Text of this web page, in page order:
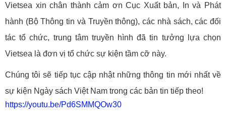
Vietsea xin chân thành cảm ơn Cục Xuất bản, In và Phát
hành (Bộ Thông tin và Truyền thông), các nhà sách, các đối
tác tổ chức, trung tâm truyền hình đã tin tưởng lựa chọn
Vietsea là đơn vị tổ chức sự kiện tầm cỡ này.
Chúng tôi sẽ tiếp tục cập nhật những thông tin mới nhất về
sự kiện Ngày sách Việt Nam trong các bản tin tiếp theo!
https://youtu.be/Pd6SMMQOw30